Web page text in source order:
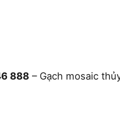
888 – Gạch mosaic